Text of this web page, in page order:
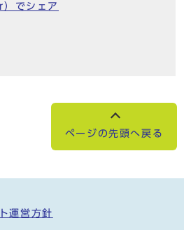
でシェア
ページの先頭へ戻る
運営方針